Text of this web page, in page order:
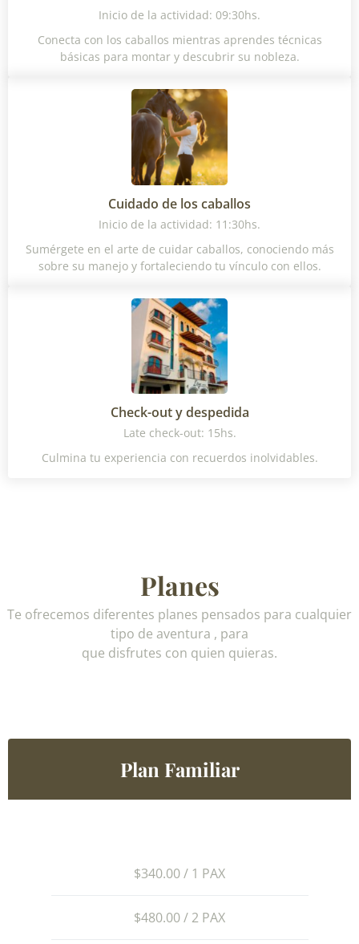
Inicio de la actividad: 09:30hs.
Conecta con los caballos mientras aprendes técnicas
básicas para montar y descubrir su nobleza.
Cuidado de los caballos
Inicio de la actividad: 11:30hs.
Sumérgete en el arte de cuidar caballos, conociendo más
sobre su manejo y fortaleciendo tu vínculo con ellos.
Check-out y despedida
Late check-out: 15hs.
Culmina tu experiencia con recuerdos inolvidables.
Planes
Te ofrecemos diferentes planes pensados para cualquier
tipo de aventura , para
que disfrutes con quien quieras.
Plan Familiar
$340.00 / 1 PAX
$480.00 / 2 PAX